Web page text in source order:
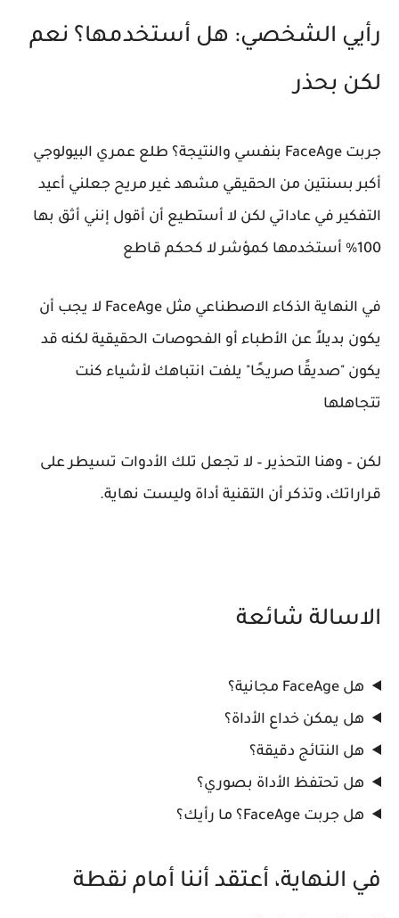
رأيي الشخصي: هل أستخدمها؟ نعم
لكن بحذر
جربت FaceAge بنفسي والنتيجة؟ طلع عمري البيولوجي
أكبر بسنتين من الحقيقي مشهد غير مريح جعلني أعيد
التفكير في عاداتي لكن لا أستطيع أن أقول إنني أثق بها
100% أستخدمها كمؤشر لا كحكم قاطع
في النهاية الذكاء الاصطناعي مثل FaceAge لا يجب أن
يكون بديلاً عن الأطباء أو الفحوصات الحقيقية لكنه قد
يكون "صديقًا صريحًا" يلفت انتباهك لأشياء كنت
تتجاهلها
لكن – وهنا التحذير – لا تجعل تلك الأدوات تسيطر على
قراراتك، وتذكر أن التقنية أداة وليست نهاية.
الاسالة شائعة
هل FaceAge مجانية؟
هل يمكن خداع الأداة؟
هل النتائج دقيقة؟
هل تحتفظ الأداة بصوري؟
هل جربت FaceAge؟ ما رأيك؟
في النهاية، أعتقد أننا أمام نقطة